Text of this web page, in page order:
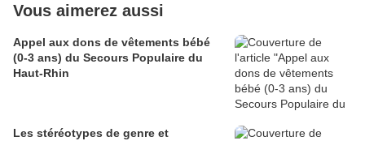
Vous aimerez aussi
Appel aux dons de vêtements bébé
(0-3 ans) du Secours Populaire du
Haut-Rhin
Les stéréotypes de genre et